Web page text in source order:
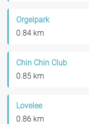
Orgelpark
0.84 km
Chin Chin Club
0.85 km
Lovelee
0.86 km